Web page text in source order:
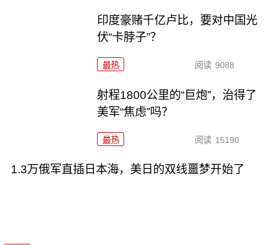
印度豪赌千亿卢比，要对中国光
伏“卡脖子”？
最热 阅读 9088
射程1800公里的“巨炮”，治得了
美军“焦虑”吗？
最热 阅读 15190
1.3万俄军直插日本海，美日的双线噩梦开始了